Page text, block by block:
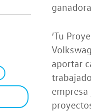
‘Tu
aportar